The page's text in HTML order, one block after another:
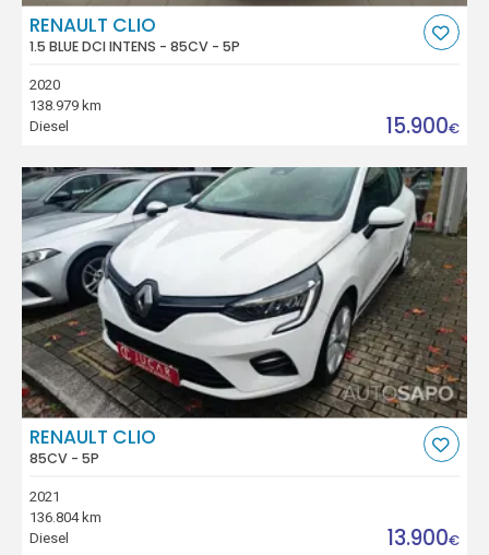
RENAULT CLIO
1.5 BLUE DCI INTENS - 85CV - 5P
2020
138.979 km
Diesel
15.900€
RENAULT CLIO
85CV - 5P
2021
136.804 km
Diesel
13.900€